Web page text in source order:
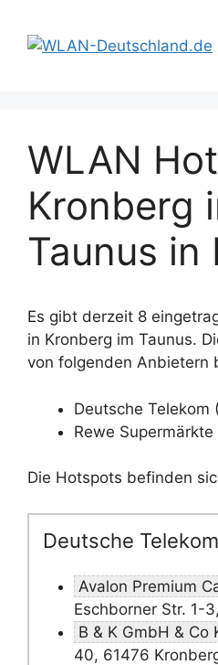
Inhalt
springen
WLAN
Kronberg
Taunus in
Es gibt derzeit 8
in Kronberg im Taunus.
von folgenden Anbietern
Deutsche Telekom
Rewe
Die Hotspots befinden
Deutsche Telekom
Avalon Premium
Eschborner Str. 1-
B & K GmbH & Co
40, 61476